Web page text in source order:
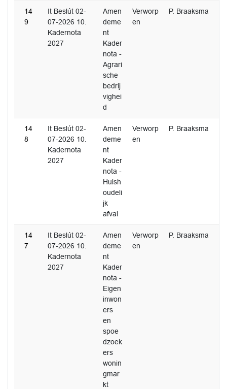
14
9
It Beslút 02-
07-2026 10.
Kadernota
2027
Amen
deme
nt
Kader
nota -
Agrari
sche
bedrij
vighei
d
Verworp
en
P. Braaksma
14
8
It Beslút 02-
07-2026 10.
Kadernota
2027
Amen
deme
nt
Kader
nota -
Huish
oudeli
jk
afval
Verworp
en
P. Braaksma
14
7
It Beslút 02-
07-2026 10.
Kadernota
2027
Amen
deme
nt
Kader
nota -
Eigen
inwon
ers
en
spoe
dzoek
ers
wonin
gmar
kt
Verworp
en
P. Braaksma